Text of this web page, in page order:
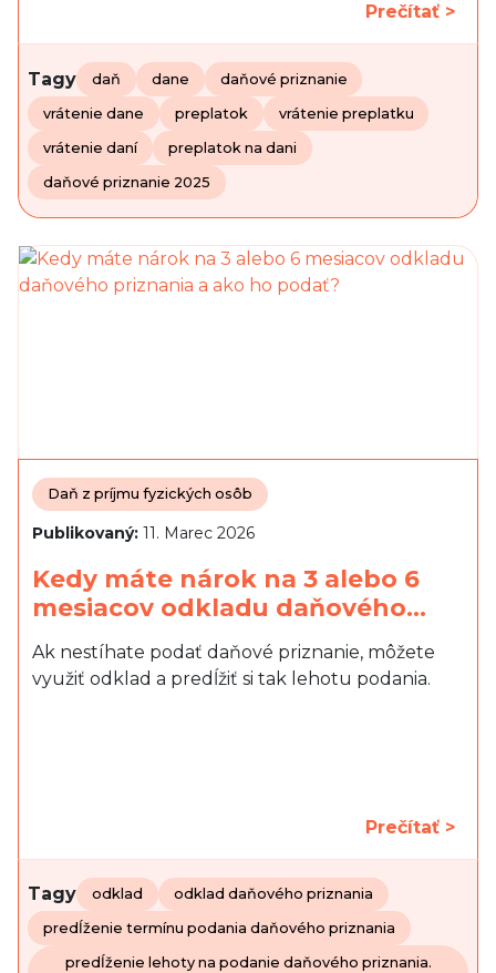
Prečítať >
Tagy daň dane daňové priznanie
vrátenie dane preplatok vrátenie preplatku
vrátenie daní preplatok na dani
daňové priznanie 2025
Daň z príjmu fyzických osôb
Publikovaný: 11. Marec 2026
Kedy máte nárok na 3 alebo 6
mesiacov odkladu daňového…
Ak nestíhate podať daňové priznanie, môžete
využiť odklad a predĺžiť si tak lehotu podania.
Prečítať >
Tagy odklad odklad daňového priznania
predĺženie termínu podania daňového priznania
predĺženie lehoty na podanie daňového priznania.